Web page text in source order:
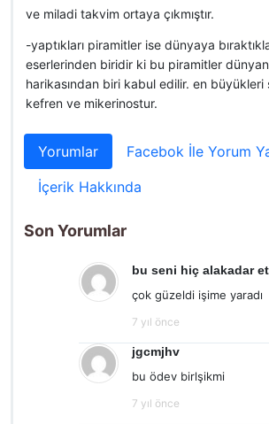
ve miladi takvim ortaya çıkmıştır.
-yaptıkları piramitler ise dünyaya
eserlerinden biridir ki bu piramitler
harikasından biri kabul edilir. en büyükleri
kefren ve mikerinostur.
Yorumlar
Facebok İle Yorum
İçerik Hakkında
Son Yorumlar
bu seni hiç alakadar
çok güzeldi işime yaradı
7 yıl önce
jgcmjhv
bu ödev birlşikmi
7 yıl önce